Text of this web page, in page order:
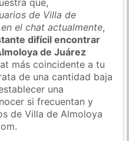
de Villa de
el chat actualmente,
difícil encontrar
de Juárez
más coincidente a tu
de una cantidad baja
una
si frecuentan y
de Villa de Almoloya